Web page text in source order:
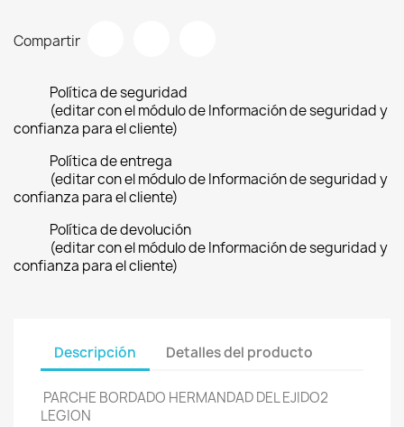
Compartir
Política de seguridad
(editar con el módulo de Información de seguridad y
confianza para el cliente)
Política de entrega
(editar con el módulo de Información de seguridad y
confianza para el cliente)
Política de devolución
(editar con el módulo de Información de seguridad y
confianza para el cliente)
Descripción Detalles del producto
PARCHE BORDADO HERMANDAD DEL EJIDO2
LEGION